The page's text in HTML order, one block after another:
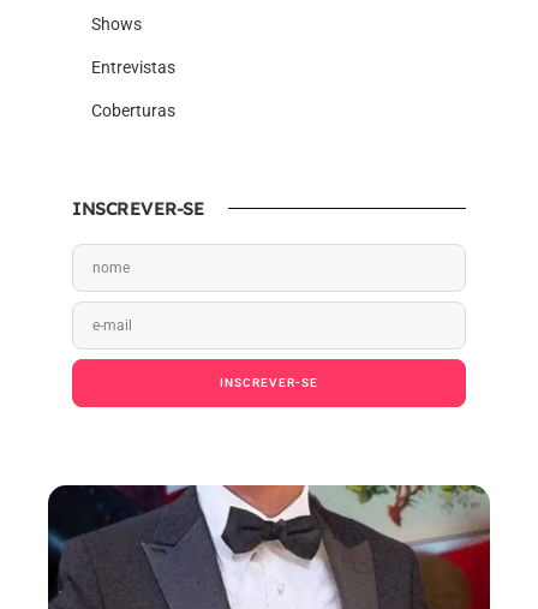
Shows
Entrevistas
Coberturas
INSCREVER-SE
INSCREVER-SE